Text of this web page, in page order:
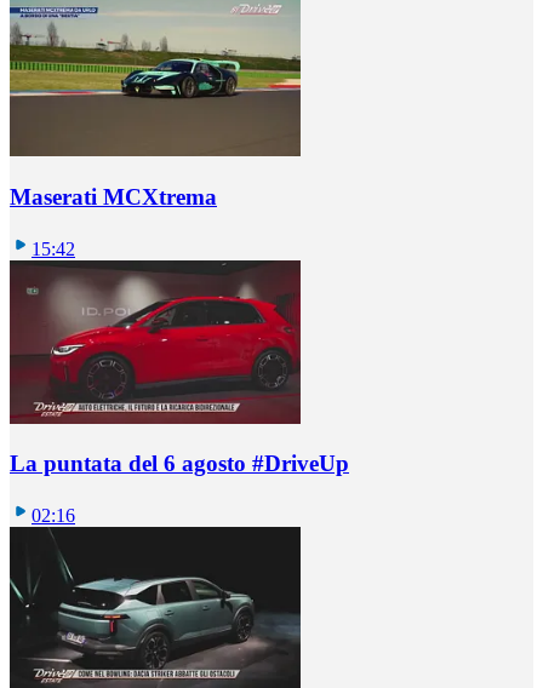
Maserati MCXtrema
15:42
La puntata del 6 agosto #DriveUp
02:16